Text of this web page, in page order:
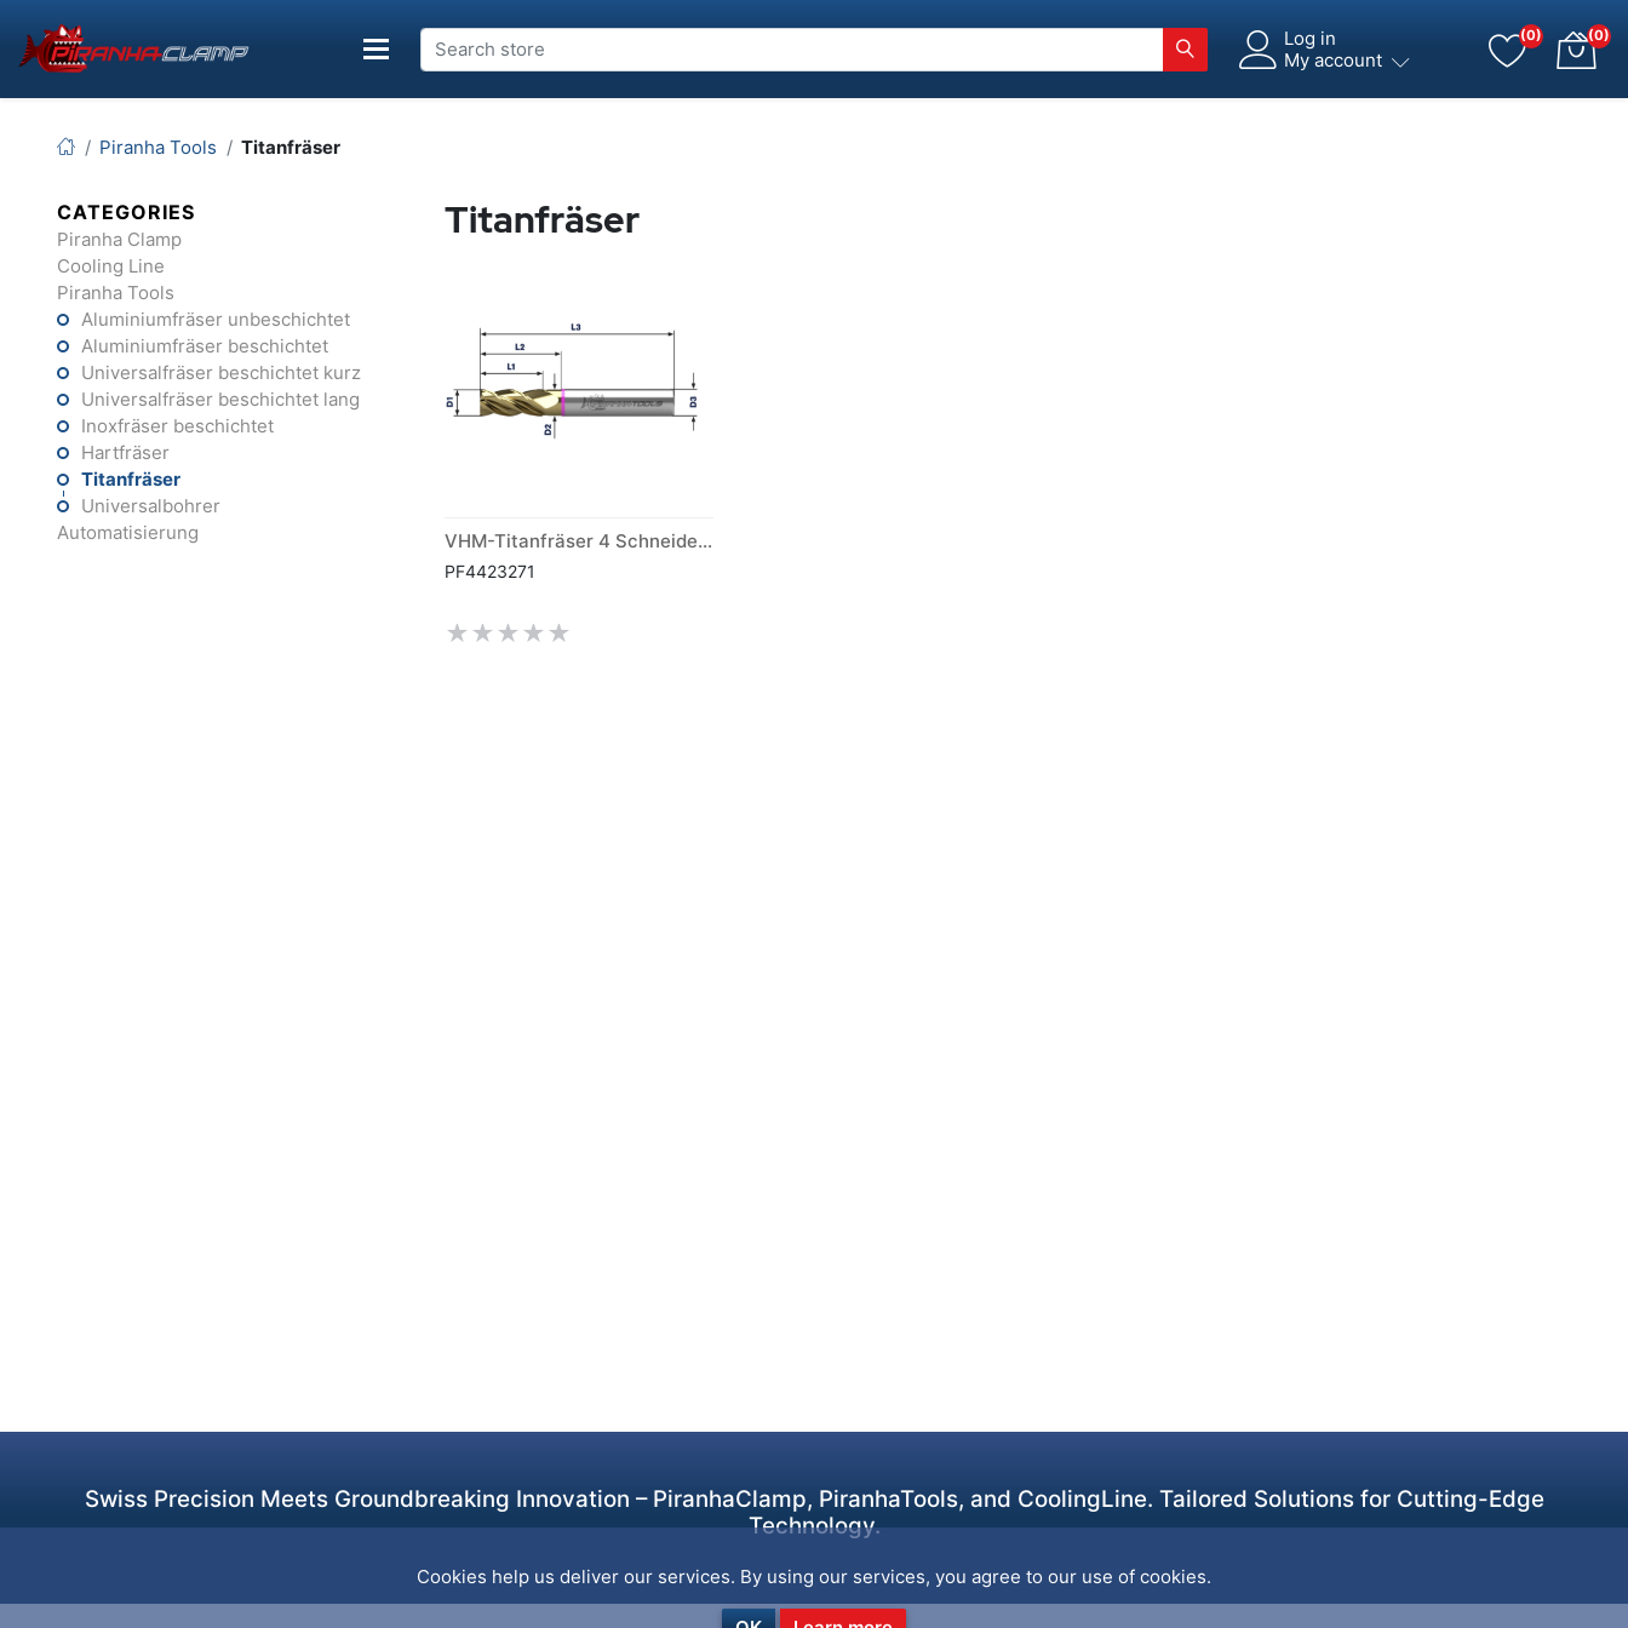
Log in
My account
(0) (0)
Piranha Tools Titanfräser
CATEGORIES
Piranha Clamp
Cooling Line
Piranha Tools
Aluminiumfräser unbeschichtet
Aluminiumfräser beschichtet
Universalfräser beschichtet kurz
Universalfräser beschichtet lang
Inoxfräser beschichtet
Hartfräser
Titanfräser
Universalbohrer
Automatisierung
Titanfräser
VHM-Titanfräser 4 Schneiden beschichtet
PF4423271
Swiss Precision Meets Groundbreaking Innovation – PiranhaClamp, PiranhaTools, and CoolingLine. Tailored Solutions for Cutting-Edge
Technology.
Cookies help us deliver our services. By using our services, you agree to our use of cookies.